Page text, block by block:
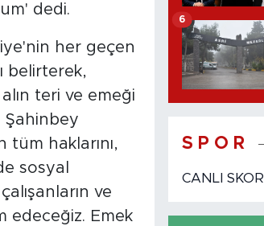
dedi.
her geçen
belirterek,
teri ve emeği
Şahinbey
haklarını,
sosyal
ve
edeceğiz. Emek
6
S P O R
CANLI SKOR